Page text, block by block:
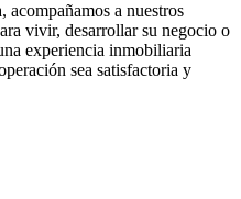
acompañamos a nuestros
vivir, desarrollar su negocio o
experiencia inmobiliaria
sea satisfactoria y